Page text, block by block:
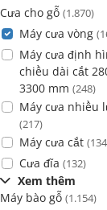
Cưa cho gỗ (1.870)
Máy cưa vòng
Máy cưa định
chiều dài cắt
3300 mm (248)
Máy cưa nhiều
(217)
Máy cưa cắt
Cưa đĩa (132)
Xem thêm
Máy bào gỗ (1.154)